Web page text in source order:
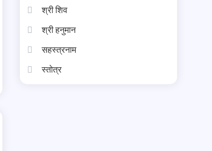
श्री शिव
श्री हनुमान
सहस्त्रनाम
स्तोत्र